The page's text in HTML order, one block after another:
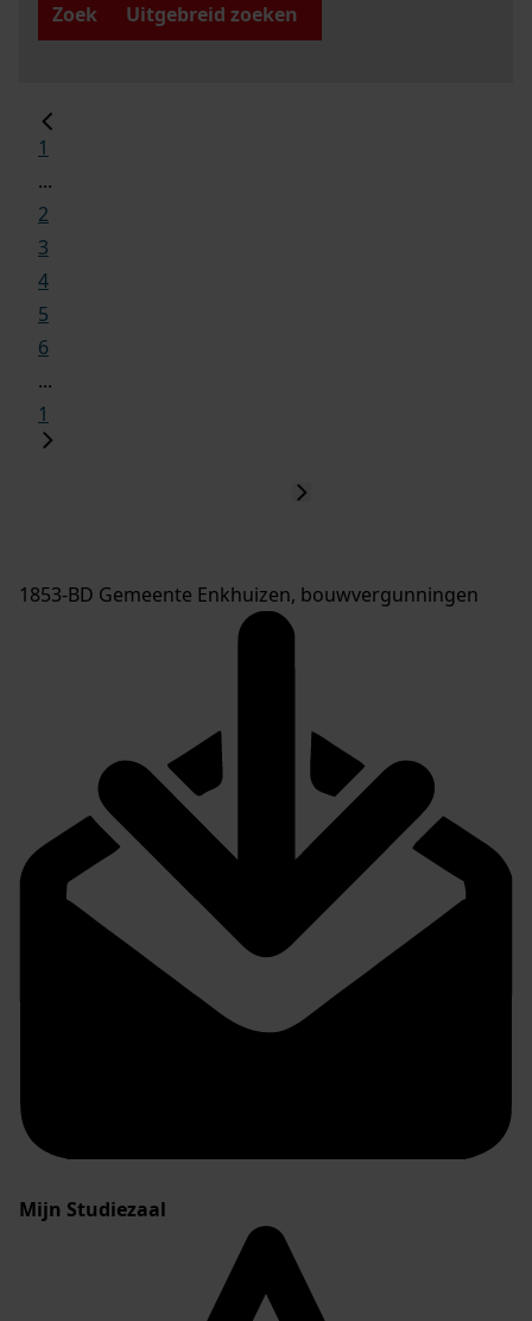
Zoek
Uitgebreid zoeken
1
...
2
3
4
5
6
...
1
1853-BD Gemeente Enkhuizen, bouwvergunningen
Mijn Studiezaal